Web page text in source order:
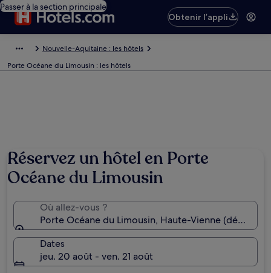
Passer à la section principale
Obtenir l’appli
Nouvelle-Aquitaine : les hôtels
Porte Océane du Limousin : les hôtels
Réservez un hôtel en Porte
Océane du Limousin
Où allez-vous ?
Porte Océane du Limousin, Haute-Vienne
Dates
jeu. 20 août - ven. 21 août